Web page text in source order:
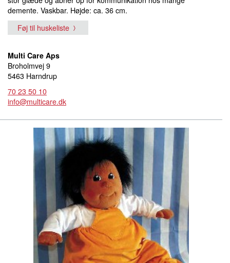
demente. Vaskbar. Højde: ca. 36 cm.
Føj til huskeliste
Multi Care Aps
Broholmvej 9
5463 Harndrup
70 23 50 10
info@multicare.dk